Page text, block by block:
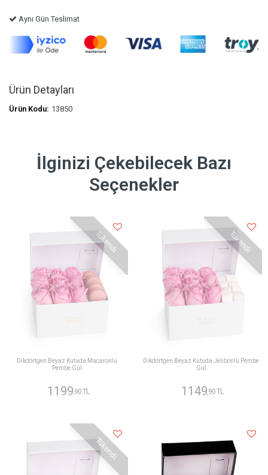
Aynı Gün Teslimat
Ürün Detayları
Ürün Kodu: 13850
İlginizi Çekebilecek Bazı
Seçenekler
Tükendi
Dikdörtgen Beyaz Kutuda Macaronlu
Pembe Gül
1199 ,90 TL
Tükendi
Dikdörtgen Beyaz Kutuda Jelibonlu Pembe
Gül
1149 ,90 TL
Tükendi